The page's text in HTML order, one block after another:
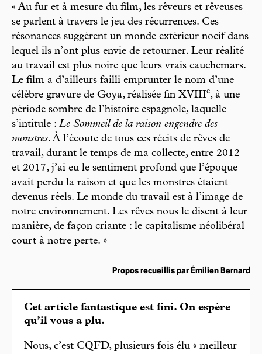
« Au fur et à mesure du film, les rêveurs et rêveuses
se parlent à travers le jeu des récurrences. Ces
résonances suggèrent un monde extérieur nocif dans
lequel ils n’ont plus envie de retourner. Leur réalité
au travail est plus noire que leurs vrais cauchemars.
Le film a d’ailleurs failli emprunter le nom d’une
célèbre gravure de Goya, réalisée fin XVIIIe, à une
période sombre de l’histoire espagnole, laquelle
s’intitule : Le Sommeil de la raison engendre des
monstres. À l’écoute de tous ces récits de rêves de
travail, durant le temps de ma collecte, entre 2012
et 2017, j’ai eu le sentiment profond que l’époque
avait perdu la raison et que les monstres étaient
devenus réels. Le monde du travail est à l’image de
notre environnement. Les rêves nous le disent à leur
manière, de façon criante : le capitalisme néolibéral
court à notre perte. »
Propos recueillis par Émilien Bernard
Cet article fantastique est fini. On espère
qu’il vous a plu.
Nous, c’est CQFD, plusieurs fois élu « meilleur